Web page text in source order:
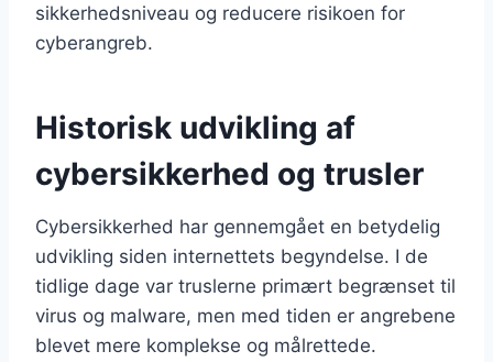
sikkerhedsniveau og reducere risikoen for
cyberangreb.
Historisk udvikling af
cybersikkerhed og trusler
Cybersikkerhed har gennemgået en betydelig
udvikling siden internettets begyndelse. I de
tidlige dage var truslerne primært begrænset til
virus og malware, men med tiden er angrebene
blevet mere komplekse og målrettede.